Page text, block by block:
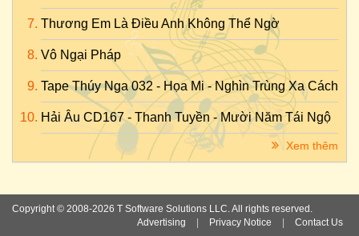
Thương Em Là Điều Anh Không Thể Ngờ
Vô Ngại Pháp
Tape Thúy Nga 032 - Họa Mi - Nghìn Trùng Xa Cách
Hải Âu CD167 - Thanh Tuyền - Mười Năm Tái Ngộ
Xem thêm
Copyright © 2008-2026 T Software Solutions LLC. All rights reserved.
Advertising
Privacy Notice Contact Us